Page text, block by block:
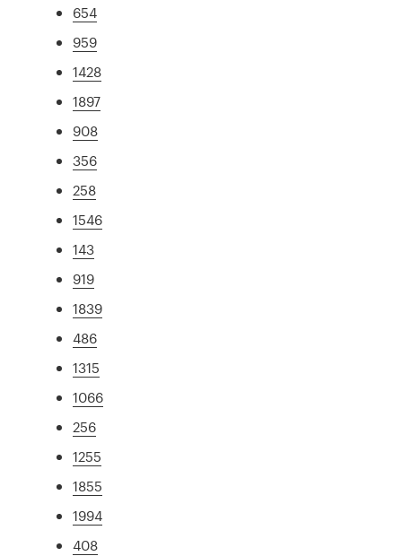
654
959
1428
1897
908
356
258
1546
143
919
1839
486
1315
1066
256
1255
1855
1994
408